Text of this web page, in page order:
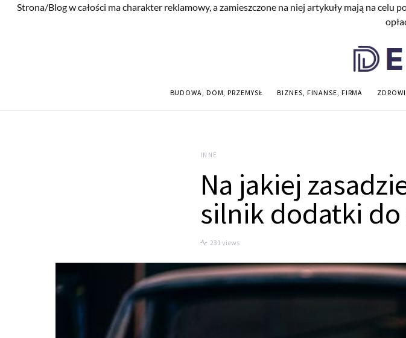
Strona/Blog w całości ma charakter reklamowy, a zamieszczone na niej artykuły mają na
BUDOWA, DOM, PRZEMYSŁ BIZNES, FINANSE, FIRMA
INNE
Na jakiej
silnik dodatki
231 views